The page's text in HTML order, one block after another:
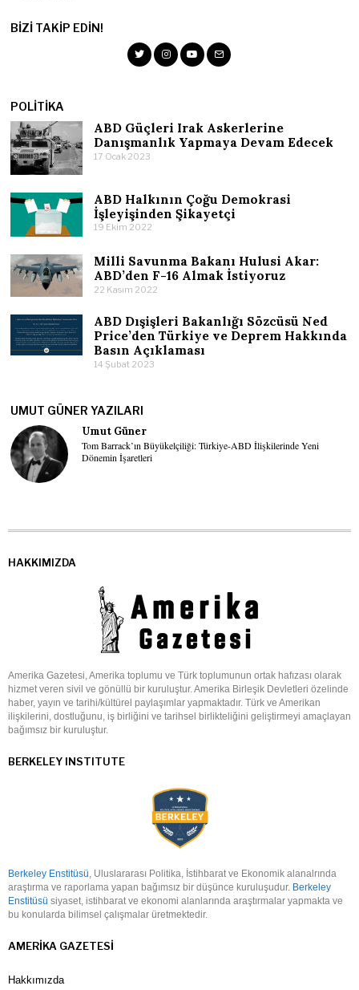
BIZI TAKIP EDIN!
POLITIKA
ABD Güçleri Irak Askerlerine
Danışmanlık Yapmaya Devam Edecek
17 Ocak 2023
ABD Halkının Çoğu Demokrasi
İşleyişinden Şikayetçi
19 Ekim 2022
Milli Savunma Bakanı Hulusi Akar:
ABD’den F-16 Almak İstiyoruz
22 Kasım 2022
ABD Dışişleri Bakanlığı Sözcüsü Ned
Price’den Türkiye ve Deprem Hakkında
Basın Açıklaması
14 Şubat 2023
UMUT GÜNER YAZILARI
Umut Güner
Tom Barrack’ın Büyükelçiliği: Türkiye-ABD İlişkilerinde Yeni
Dönemin İşaretleri
HAKKIMIZDA
Amerika Gazetesi, Amerika toplumu ve Türk toplumunun ortak hafızası olarak
hizmet veren sivil ve gönüllü bir kuruluştur. Amerika Birleşik Devletleri özelinde
haber, yayın ve tarihi/kültürel paylaşımlar yapmaktadır. Türk ve Amerikan
ilişkilerini, dostluğunu, iş birliğini ve tarihsel birlikteliğini geliştirmeyi amaçlayan
bağımsız bir kuruluştur.
BERKELEY INSTITUTE
Berkeley Enstitüsü, Uluslararası Politika, İstihbarat ve Ekonomik alanalrında
araştırma ve raporlama yapan bağımsız bir düşünce kuruluşudur. Berkeley
Enstitüsü siyaset, istihbarat ve ekonomi alanlarında araştırmalar yapmakta ve
bu konularda bilimsel çalışmalar üretmektedir.
AMERIKA GAZETESI
Hakkımızda